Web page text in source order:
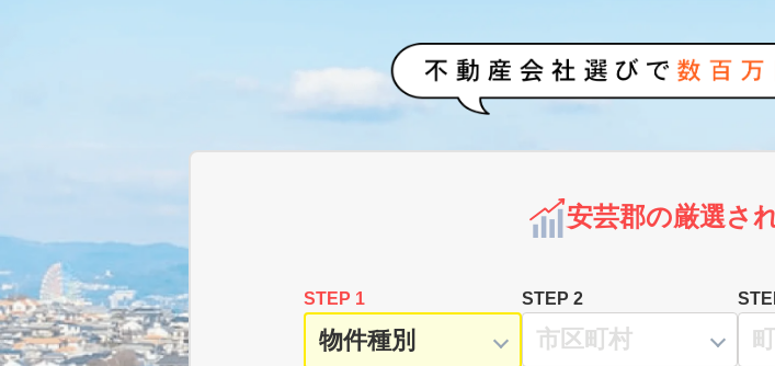
安芸郡の厳選さ
STEP 1 STEP 2